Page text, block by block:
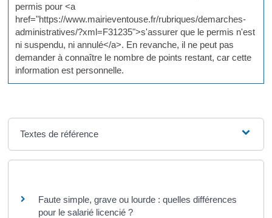
permis pour <a
href="https://www.mairieventouse.fr/rubriques/demarches-
administratives/?xml=F31235">s'assurer que le permis n'est
ni suspendu, ni annulé</a>. En revanche, il ne peut pas
demander à connaître le nombre de points restant, car cette
information est personnelle.
Textes de référence
Faute simple, grave ou lourde : quelles différences
pour le salarié licencié ?